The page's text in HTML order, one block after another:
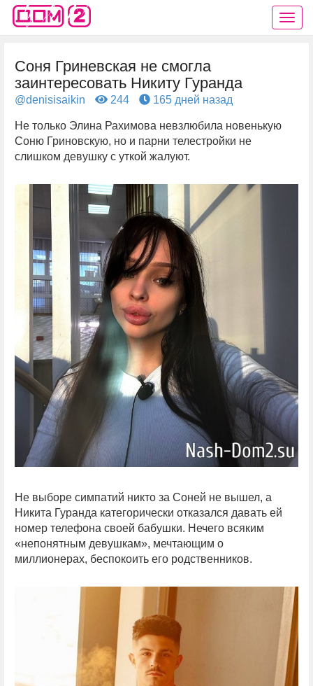
Соня Гриневская не смогла
заинтересовать Никиту Гуранда
@denisisaikin 244 165 дней назад
Не только Элина Рахимова невзлюбила новенькую
Соню Гриновскую, но и парни телестройки не
слишком девушку с уткой жалуют.
Не выборе симпатий никто за Соней не вышел, а
Никита Гуранда категорически отказался давать ей
номер телефона своей бабушки. Нечего всяким
«непонятным девушкам», мечтающим о
миллионерах, беспокоить его родственников.